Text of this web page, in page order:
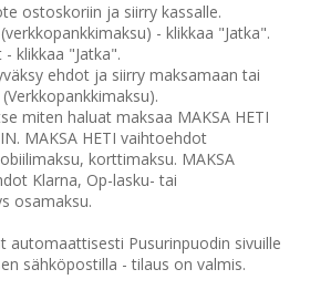
ostoskoriin ja siirry kassalle.
- klikkaa "Jatka".
klikkaa "Jatka".
ehdot ja siirry maksamaan tai
miten haluat maksaa MAKSA HETI
MAKSA HETI vaihtoehdot
korttimaksu. MAKSA
Klarna, Op-lasku- tai
osamaksu.
automaattisesti Pusurinpuodin sivuille
sähköpostilla - tilaus on valmis.